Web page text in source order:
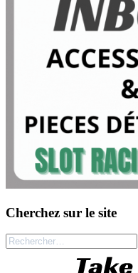
Cherchez sur le site
Rechercher :